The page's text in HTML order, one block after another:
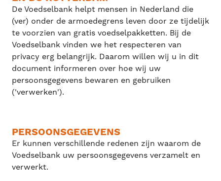
De Voedselbank helpt mensen in Nederland die
(ver) onder de armoedegrens leven door ze tijdelijk
te voorzien van gratis voedselpakketten. Bij de
Voedselbank vinden we het respecteren van
privacy erg belangrijk. Daarom willen wij u in dit
document informeren over hoe wij uw
persoonsgegevens bewaren en gebruiken
('verwerken').
PERSOONSGEGEVENS
Er kunnen verschillende redenen zijn waarom de
Voedselbank uw persoonsgegevens verzamelt en
verwerkt.